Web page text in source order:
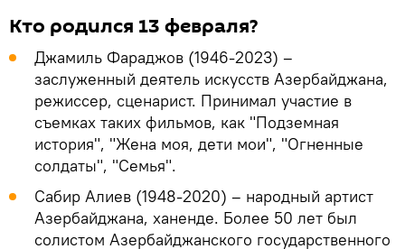
Кто родился 13 февраля?
Джамиль Фараджов (1946-2023) –
заслуженный деятель искусств Азербайджана,
режиссер, сценарист. Принимал участие в
съемках таких фильмов, как "Подземная
история", "Жена моя, дети мои", "Огненные
солдаты", "Семья".
Сабир Алиев (1948-2020) – народный артист
Азербайджана, ханенде. Более 50 лет был
солистом Азербайджанского государственного